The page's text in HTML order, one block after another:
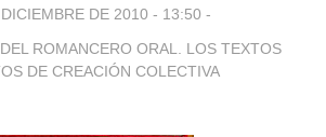
DE 2010 - 13:50 -
ROMANCERO ORAL. LOS TEXTOS
DE CREACIÓN COLECTIVA